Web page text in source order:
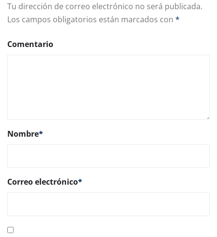
Tu dirección de correo electrónico no será publicada.
Los campos obligatorios están marcados con *
Comentario
Nombre*
Correo electrónico*